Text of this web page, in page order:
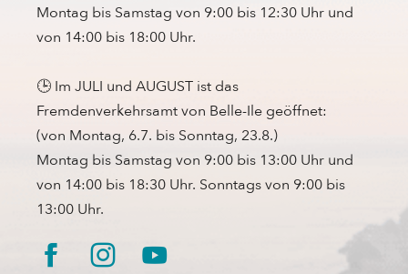
Montag bis Samstag von 9:00 bis 12:30 Uhr und
von 14:00 bis 18:00 Uhr.
🕒 Im JULI und AUGUST ist das
Fremdenverkehrsamt von Belle-Ile geöffnet:
(von Montag, 6.7. bis Sonntag, 23.8.)
Montag bis Samstag von 9:00 bis 13:00 Uhr und
von 14:00 bis 18:30 Uhr. Sonntags von 9:00 bis
13:00 Uhr.